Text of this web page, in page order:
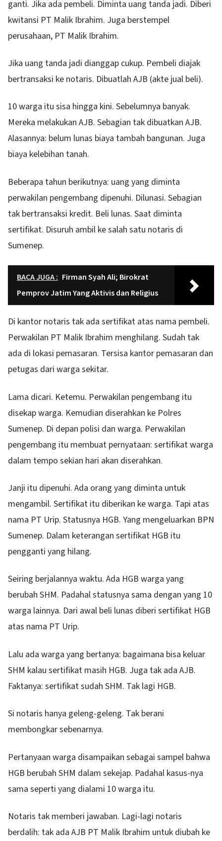
ganti. Jika ada pembeli. Diminta uang tanda jadi. Diberi
kwitansi PT Malik Ibrahim. Juga berstempel
perusahaan, PT Malik Ibrahim.
Jika uang tanda jadi dianggap cukup. Pembeli diajak
bertransaksi ke notaris. Dibuatlah AJB (akte jual beli).
10 warga itu sisa hingga kini. Sebelumnya banyak.
Mereka melakukan AJB. Sebagian tak dibuatkan AJB.
Alasannya: belum lunas biaya tambah bangunan. Juga
biaya kelebihan tanah.
Beberapa tahun berikutnya: uang yang diminta
perwakilan pengembang dipenuhi. Dilunasi. Sebagian
tak bertransaksi kredit. Beli lunas. Saat diminta
sertifikat. Disuruh ambil ke salah satu notaris di
Sumenep.
BACA JUGA : Firman Syah Ali; Birokrat
Pemprov Jatim Yang Aktivis dan Religius
Di kantor notaris tak ada sertifikat atas nama pembeli.
Perwakilan PT Malik Ibrahim menghilang. Sudah tak
ada di lokasi pemasaran. Tersisa kantor pemasaran dan
petugas dari warga sekitar.
Lama dicari. Ketemu. Perwakilan pengembang itu
disekap warga. Kemudian diserahkan ke Polres
Sumenep. Di depan polisi dan warga. Perwakilan
pengembang itu membuat pernyataan: sertifikat warga
dalam tempo sekian hari akan diserahkan.
Janji itu dipenuhi. Ada orang yang diminta untuk
mengambil. Sertifikat itu diberikan ke warga. Tapi atas
nama PT Urip. Statusnya HGB. Yang mengeluarkan BPN
Sumenep. Dalam keterangan sertifikat HGB itu
pengganti yang hilang.
Seiring berjalannya waktu. Ada HGB warga yang
berubah SHM. Padahal statusnya sama dengan yang 10
warga lainnya. Dari awal beli lunas diberi sertifikat HGB
atas nama PT Urip.
Lalu ada warga yang bertanya: bagaimana bisa keluar
SHM kalau sertifikat masih HGB. Juga tak ada AJB.
Faktanya: sertifikat sudah SHM. Tak lagi HGB.
Si notaris hanya geleng-geleng. Tak berani
membongkar sebenarnya.
Pertanyaan warga disampaikan sebagai sampel bahwa
HGB berubah SHM dalam sekejap. Padahal kasus-nya
sama seperti yang dialami 10 warga itu.
Notaris tak memberi jawaban. Lagi-lagi notaris
berdalih: tak ada AJB PT Malik Ibrahim untuk diubah ke